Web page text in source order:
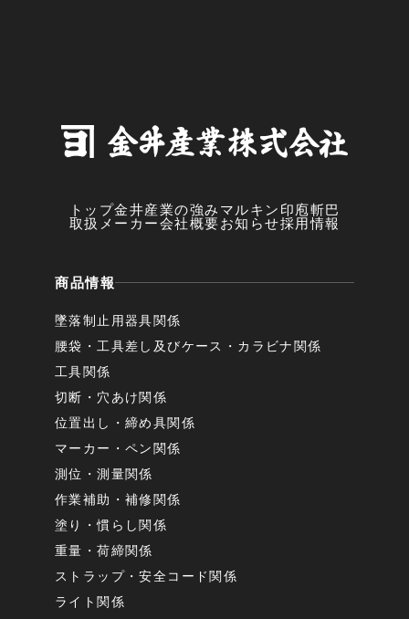
トップ金井産業の強み マルキン印 庖斬巴
取扱メーカー会社概要お知らせ採用情報
商品情報
墜落制止用器具関係
腰袋・工具差し及びケース・カラビナ関係
工具関係
切断・穴あけ関係
位置出し・締め具関係
マーカー・ペン関係
測位・測量関係
作業補助・補修関係
塗り・慣らし関係
重量・荷締関係
ストラップ・安全コード関係
ライト関係